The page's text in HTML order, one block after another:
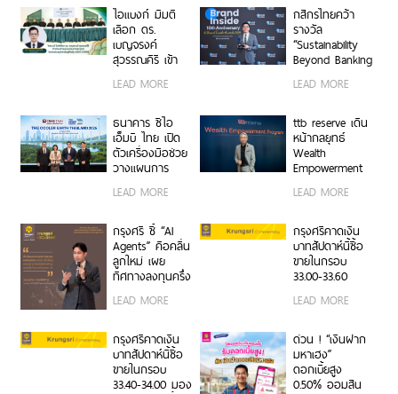
ASEAN, THINK CIMB
ระยะสั้น-กลาง
เสริมพอร์ตแกร่ง
ได้ทุกวัน”
ไอแบงก์ มีมติ
เลือก ดร.
เบญจรงค์
สุวรรณคีรี เข้า
กรรมการ
LEAD MORE
กสิกรไทยคว้า
รางวัล
“Sustainability
Beyond Banking
เคลื่อนภาคธุรกิจ
และการเติบโต
อย่างยั่งยืน
LEAD MORE
ธนาคาร ซีไอ
เอ็มบี ไทย เปิด
ตัวเครื่องมือช่วย
วางแผนการ
สภาพภูมิอากาศ
Cooler Earth
Thailand 2026
LEAD MORE
ttb reserve เดิน
หน้ากลยุทธ์
Wealth
Empowerment
Program สร้าง
สานต่อความ
สำเร็จครอบครัว
จากรุ่นสู่รุ่น
LEAD MORE
กรุงศรี ชี้ “AI
Agents” คือคลื่น
ลูกใหม่ เผย
ทิศทางลงทุนครึ่ง
สูตรจัดพอร์ต
รับมือความไม่
แน่นอนเศรษฐกิจ
โลก
LEAD MORE
กรุงศรีคาดเงิน
บาทสัปดาห์นี้ซื้อ
ขายในกรอบ
33.00-33.60
งานสหรัฐฯ
LEAD MORE
กรุงศรีคาดเงิน
บาทสัปดาห์นี้ซื้อ
ขายในกรอบ
33.40-34.00 มอง
ด่วน ! “เงินฝาก
มหาเฮง”
ดอกเบี้ยสูง
0.50% ออมสิน